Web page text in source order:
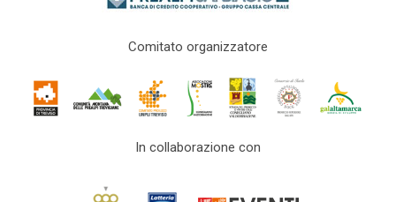
Comitato organizzatore
In collaborazione con